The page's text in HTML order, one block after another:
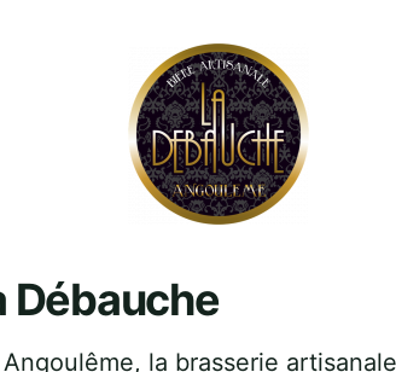
Débauche
la brasserie